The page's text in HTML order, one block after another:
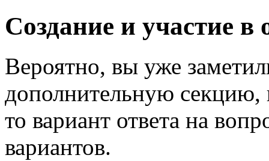
Создание и участие в
Вероятно, вы уже
дополнительную секцию,
то вариант ответа на
вариантов.